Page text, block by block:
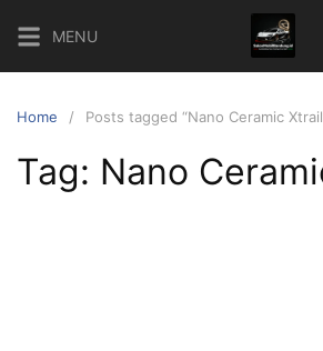
content
MENU
Home Posts tagged “Nano Ceramic
Tag: Nano